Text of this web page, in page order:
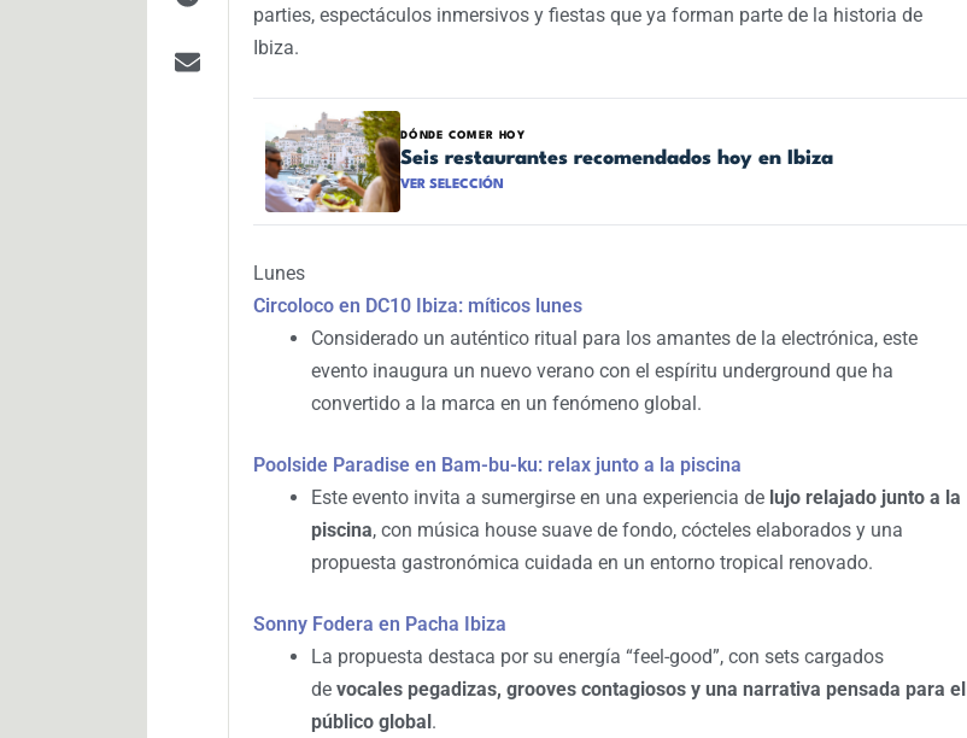
parties, espectáculos inmersivos y fiestas que ya forman parte de la historia de
Ibiza.
DÓNDE COMER HOY
Seis restaurantes recomendados hoy en Ibiza
VER SELECCIÓN
Lunes
Circoloco en DC10 Ibiza: míticos lunes
Considerado un auténtico ritual para los amantes de la electrónica, este
evento inaugura un nuevo verano con el espíritu underground que ha
convertido a la marca en un fenómeno global.
Poolside Paradise en Bam-bu-ku: relax junto a la piscina
Este evento invita a sumergirse en una experiencia de lujo relajado junto a la
piscina, con música house suave de fondo, cócteles elaborados y una
propuesta gastronómica cuidada en un entorno tropical renovado.
Sonny Fodera en Pacha Ibiza
La propuesta destaca por su energía “feel-good”, con sets cargados
de vocales pegadizas, grooves contagiosos y una narrativa pensada para el
público global.